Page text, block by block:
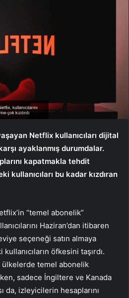
Netflix kullanıcıları dijital
ayaklanmış durumdalar.
kapatmakla tehdit
kullanıcıları bu kadar kızdıran
“temel abonelik”
Haziran’dan itibaren
seçeneği satın almaya
öfkesini taşırdı.
temel abonelik
sadece İngiltere ve Kanada
da, izleyicilerin hesaplarını